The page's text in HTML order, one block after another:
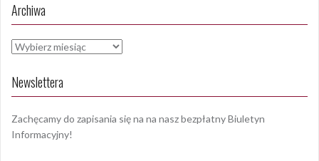
Archiwa
Archiwa
Newslettera
Zachęcamy do zapisania się na na nasz bezpłatny Biuletyn
Informacyjny!